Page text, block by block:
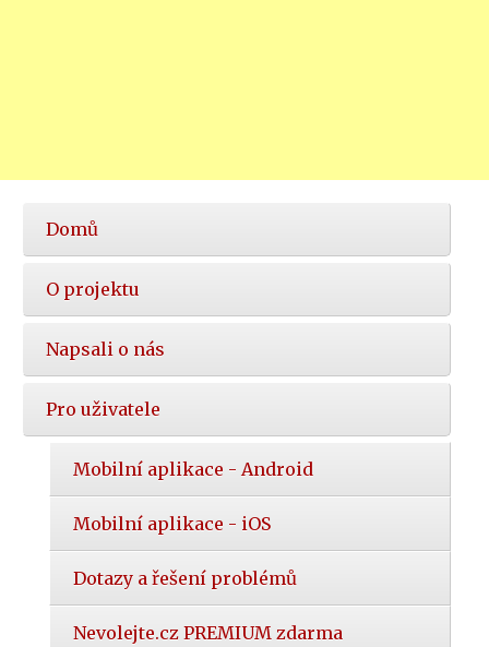
Hlavní
nabídka
Domů
O projektu
Napsali o nás
Pro uživatele
Mobilní aplikace - Android
Mobilní aplikace - iOS
Dotazy a řešení problémů
Nevolejte.cz PREMIUM zdarma